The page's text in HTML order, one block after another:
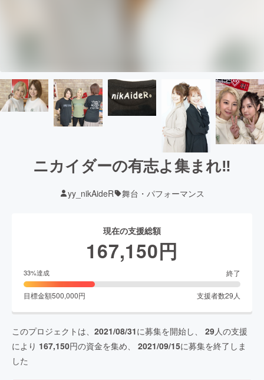
ニカイダーの有志よ集まれ‼︎
yy_nikAideR 舞台・パフォーマンス
現在の支援総額
167,150円
33%達成 終了
目標金額500,000円 支援者数29 人
このプロジェクトは、 2021/08/31に募集を開始し、 29人の支援
により 167,150円の資金を集め、 2021/09/15に募集を終了しま
した